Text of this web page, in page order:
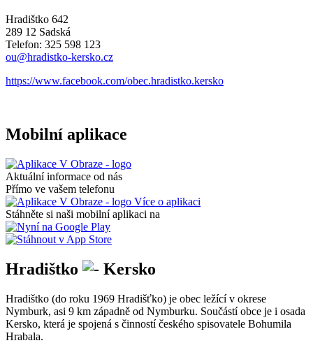
Hradištko 642
289 12 Sadská
Telefon: 325 598 123
ou@hradistko-kersko.cz
https://www.facebook.com/obec.hradistko.kersko
Mobilní aplikace
Aktuální informace od nás
Přímo ve vašem telefonu
Více o aplikaci
Stáhněte si naši mobilní aplikaci na
Hradištko Kersko
Hradištko (do roku 1969 Hradišťko) je obec ležící v okrese
Nymburk, asi 9 km západně od Nymburku. Součástí obce je i osada
Kersko, která je spojená s činností českého spisovatele Bohumila
Hrabala.